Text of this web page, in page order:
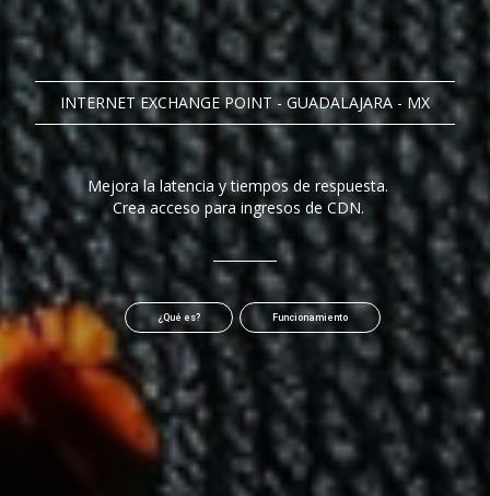
INTERNET EXCHANGE POINT - GUADALAJARA - MX
Mejora la latencia y tiempos de respuesta.
Crea acceso para ingresos de CDN.
¿Qué es? Funcionamiento